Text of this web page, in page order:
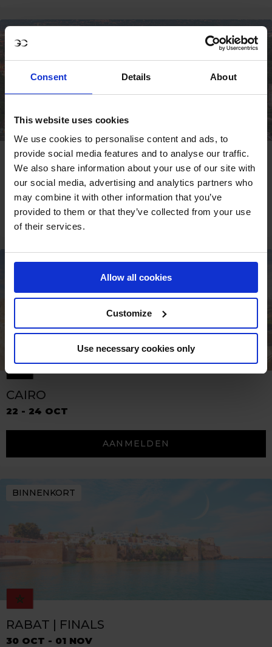
Consent Details About
This website uses cookies
We use cookies to personalise content and ads, to
provide social media features and to analyse our traffic.
We also share information about your use of our site with
our social media, advertising and analytics partners who
may combine it with other information that you’ve
provided to them or that they’ve collected from your use
of their services.
Allow all cookies
Customize
Use necessary cookies only
ROME
09 - 11 OCT
AANMELDEN
CAIRO
22 - 24 OCT
AANMELDEN
BINNENKORT
RABAT | FINALS
30 OCT - 01 NOV